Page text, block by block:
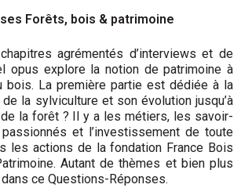
Forêts, bois & patrimoine
agrémentés d’interviews et de
opus explore la notion de patrimoine à
bois. La première partie est dédiée à la
la sylviculture et son évolution jusqu’à
la forêt ? Il y a les métiers, les savoir-
et l’investissement de toute
les actions de la fondation France Bois
Autant de thèmes et bien plus
ce Questions-Réponses.